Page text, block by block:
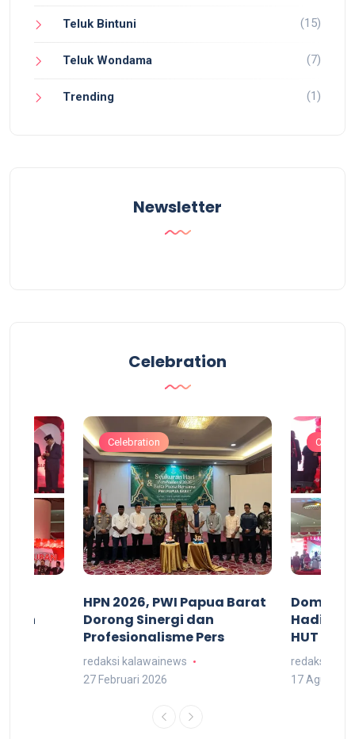
Teluk Bintuni (15)
Teluk Wondama (7)
Trending (1)
Newsletter
Celebration
Celebration
HPN 2026, PWI Papua Barat
Dorong Sinergi dan
Profesionalisme Pers
redaksi kalawainews
27 Februari 2026
Hadiri
HUT RI
redaksi
17 Agustus